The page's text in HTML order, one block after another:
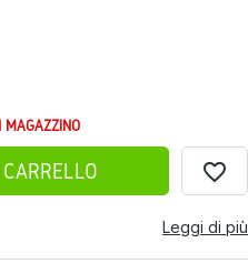
MAGAZZINO
favorite_border
Leggi di più